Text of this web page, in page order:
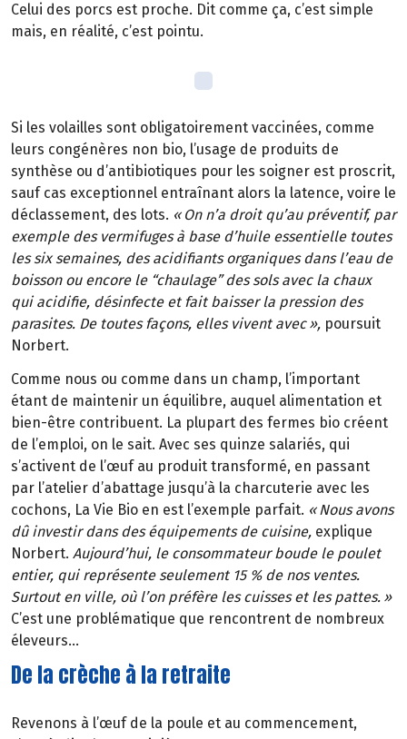
Celui des porcs est proche. Dit comme ça, c’est simple
mais, en réalité, c’est pointu.
Si les volailles sont obligatoirement vaccinées, comme
leurs congénères non bio, l’usage de produits de
synthèse ou d’antibiotiques pour les soigner est proscrit,
sauf cas exceptionnel entraînant alors la latence, voire le
déclassement, des lots. « On n’a droit qu’au préventif, par
exemple des vermifugesà base d’huile essentielle toutes
les six semaines, des acidifiants organiques dans l’eau de
boisson ou encore le “chaulage”des sols avec la chaux
qui acidifie, désinfecte et fait baisser la pression des
parasites. De toutes façons, elles vivent avec », poursuit
Norbert.
Comme nous ou comme dans un champ, l’important
étant de maintenir un équilibre, auquel alimentation et
bien-être contribuent. La plupart des fermes bio créent
de l’emploi, on le sait. Avec ses quinze salariés, qui
s’activent de l’œuf au produit transformé, en passant
par l’atelier d’abattage jusqu’à la charcuterie avec les
cochons, La Vie Bio en est l’exemple parfait. « Nous avons
dûinvestir dans deséquipements de cuisine, explique
Norbert. Aujourd’hui, le consommateur boude le poulet
entier, qui représente seulement 15 % de nos ventes.
Surtout en ville, où l’on préfère les cuisses et les pattes. »
C’est une problématique que rencontrent de nombreux
éleveurs…
De la crèche à la retraite
Revenons à l’œuf de la poule et au commencement,